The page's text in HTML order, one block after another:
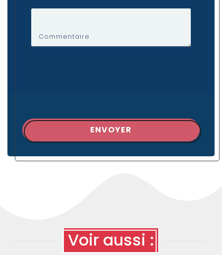
Commentaire
ENVOYER
Voir aussi :